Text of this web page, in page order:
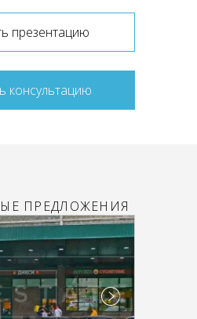
презентацию
консультацию
ПРЕДЛОЖЕНИЯ